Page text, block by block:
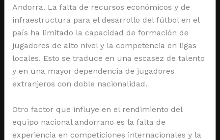
Andorra. La falta de recursos económicos y de
infraestructura para el desarrollo del fútbol en el
país ha limitado la capacidad de formación de
jugadores de alto nivel y la competencia en ligas
locales. Esto se traduce en una escasez de talento
y en una mayor dependencia de jugadores
extranjeros con doble nacionalidad.
Otro factor que influye en el rendimiento del
equipo nacional andorrano es la falta de
experiencia en competiciones internacionales y la